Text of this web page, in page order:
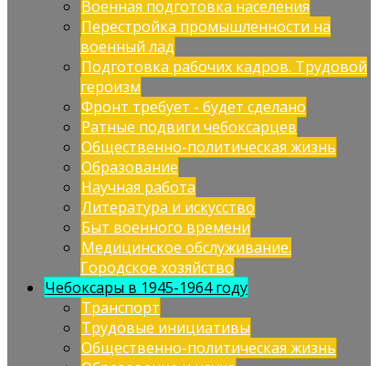
Военная подготовка населения
Перестройка промышленности на
военный лад
Подготовка рабочих кадров. Трудовой
героизм
Фронт требует - будет сделано
Ратные подвиги чебоксарцев
Общественно-политическая жизнь
Образование
Научная работа
Литература и искусство
Быт военного времени
Медицинское обслуживание.
Городское хозяйство
Чебоксары в 1945-1964 году
Транспорт
Трудовые инициативы
Общественно-политическая жизнь